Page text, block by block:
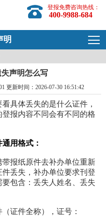
登报免费咨询热线：
400-9988-684
明
声明怎么写
更新时间：2026-07-30 16:51:42
看具体丢失的是什么证件，
报内容不同会有不同的格
用格式：
报纸原件去补办单位重新
丢失，补办单位要求刊登
包含：丢失人姓名、丢失
证件全称），证号：